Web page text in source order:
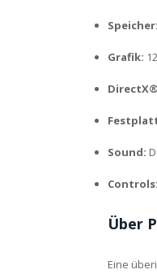
Speicher:
Grafik:
Sound:
Controls:
Über
Eine